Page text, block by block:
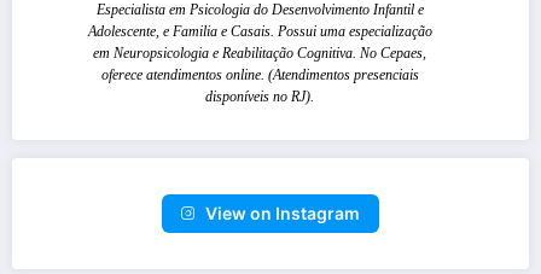
Especialista em Psicologia do Desenvolvimento Infantil e
Adolescente, e Familia e Casais. Possui uma especialização
em Neuropsicologia e Reabilitação Cognitiva. No Cepaes,
oferece atendimentos online. (Atendimentos presenciais
disponíveis no RJ).
View on Instagram